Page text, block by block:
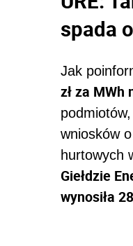
spada
Jak
zł za MWh
wniosków
hurtowych
Giełdzie
wynosiła